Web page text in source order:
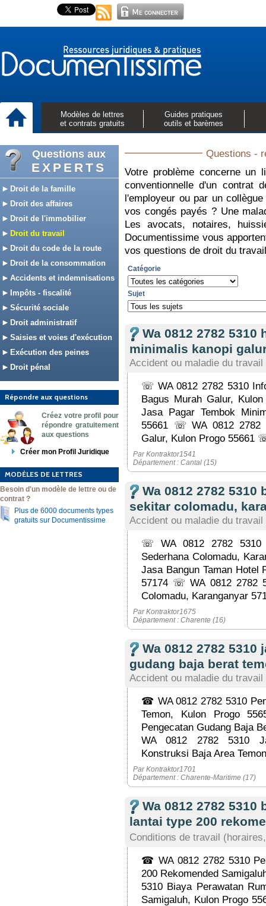
Modèles de lettres
et contrats gratuits
Guides pratiques
outils et barèmes
Questions aux
EXPERTS
Droit de la famille
Droit des affaires
Droit de l'immobilier
Droit du travail
Droit du code de la route
Droit de la consommation
Accidents et indemnisations
Impôts - fiscalité
Sécurité sociale
Droit administratif
Saisies et voies d'exécution
Exécution des peines
Droit pénal
Répondre aux questions
Créez votre profil pour
répondre gratuitement
aux questions
Créer mon Profil Juridique
MODÈLES DE LETTRES
Besoin d'un modèle de lettre ou de
contrat ?
Plus de 6000 documents types
gratuits sur Documentissime
Questions -
Votre problème concerne un
conventionnelle d'un contrat
l'employeur ou par un
vos congés payés ? Une
Les avocats, notaires,
Documentissime vous
vos questions de droit du
Catégorie
Sujet
Wa 0812 2782
minimalis kanopi
Accident ou maladie du travail
☏ WA 0812 2782 5310
Bagus Murah Galur,
Jasa Pagar Tembok
55661 ☏ WA 0812 2782
Galur, Kulon Progo 55661
Par Kontraktor1541
Département : Cantal (15)
Wa 0812 2782
sekitar colomadu,
Accident ou maladie du travail
☏ WA 0812 2782 5310
Sederhana Colomadu,
Jasa Bangun Taman Hotel
57174 ☏ WA 0812 2782
Colomadu, Karanganyar
Par Kontraktor1675
Département : Charente (16)
Wa 0812 2782
gudang baja berat
Accident ou maladie du travail
☎ WA 0812 2782 5310
Temon, Kulon Progo
Pengecatan Gudang Baja
WA 0812 2782 5310
Konstruksi Baja Area
Par Kontraktor1701
Département : Charente-Maritime (17)
Wa 0812 2782
lantai type 200
Conditions de travail (horaires,
☎ WA 0812 2782 5310
200 Rekomended
5310 Biaya Perawatan
Samigaluh, Kulon Progo